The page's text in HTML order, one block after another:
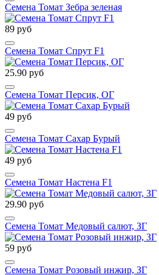
Семена Томат Зебра зеленая
89 руб
Семена Томат Спрут F1
25.90 руб
Семена Томат Персик, ОГ
49 руб
Семена Томат Сахар Бурый
49 руб
Семена Томат Настена F1
29.90 руб
Семена Томат Медовый салют, ЗГ
59 руб
Семена Томат Розовый инжир, ЗГ